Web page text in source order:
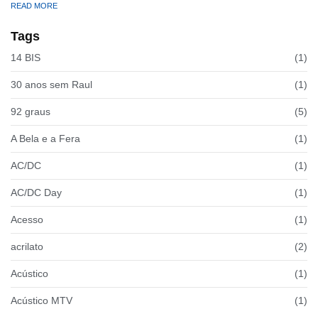
READ MORE
Tags
14 BIS (1)
30 anos sem Raul (1)
92 graus (5)
A Bela e a Fera (1)
AC/DC (1)
AC/DC Day (1)
Acesso (1)
acrilato (2)
Acústico (1)
Acústico MTV (1)